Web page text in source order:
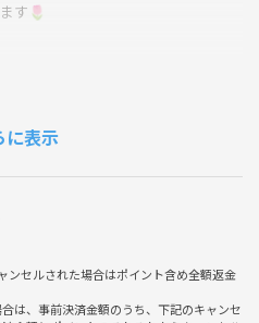
す🌷
当サークルの参加もお断りさせて頂
に表示
ンセルされた場合はポイント含め全額返金
は、事前決済金額のうち、下記のキャンセ